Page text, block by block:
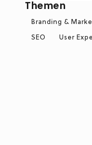
Themen
Branding &
SEO User